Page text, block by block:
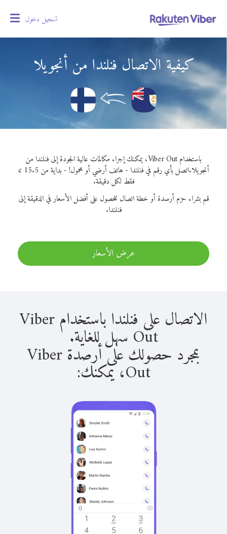
تسجيل دخول
كيفية الاتصال فنلندا من أنجويلا
باستخدام Viber Out، يمكنك إجراء مكالمات عالية الجودة إلى فنلندا من
أنجويلا.
اتصل بأي رقم في فنلندا - هاتف أرضي أو محمول! - بداية من 15.5 ¢
فقط لكل دقيقة.
قم بشراء حزم أرصدة أو خطة اتصال للحصول على أفضل الأسعار في الدقيقة إلى
فنلندا.
عرض الأسعار
الاتصال على فنلندا باستخدام Viber
Out سهل للغاية.
بمجرد حصولك على أرصدة Viber
Out، يمكنك: